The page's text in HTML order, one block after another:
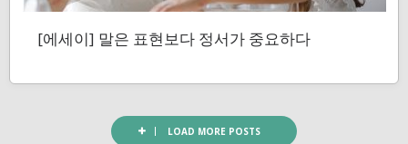
[에세이] 말은 표현보다 정서가 중요하다
LOAD MORE POSTS